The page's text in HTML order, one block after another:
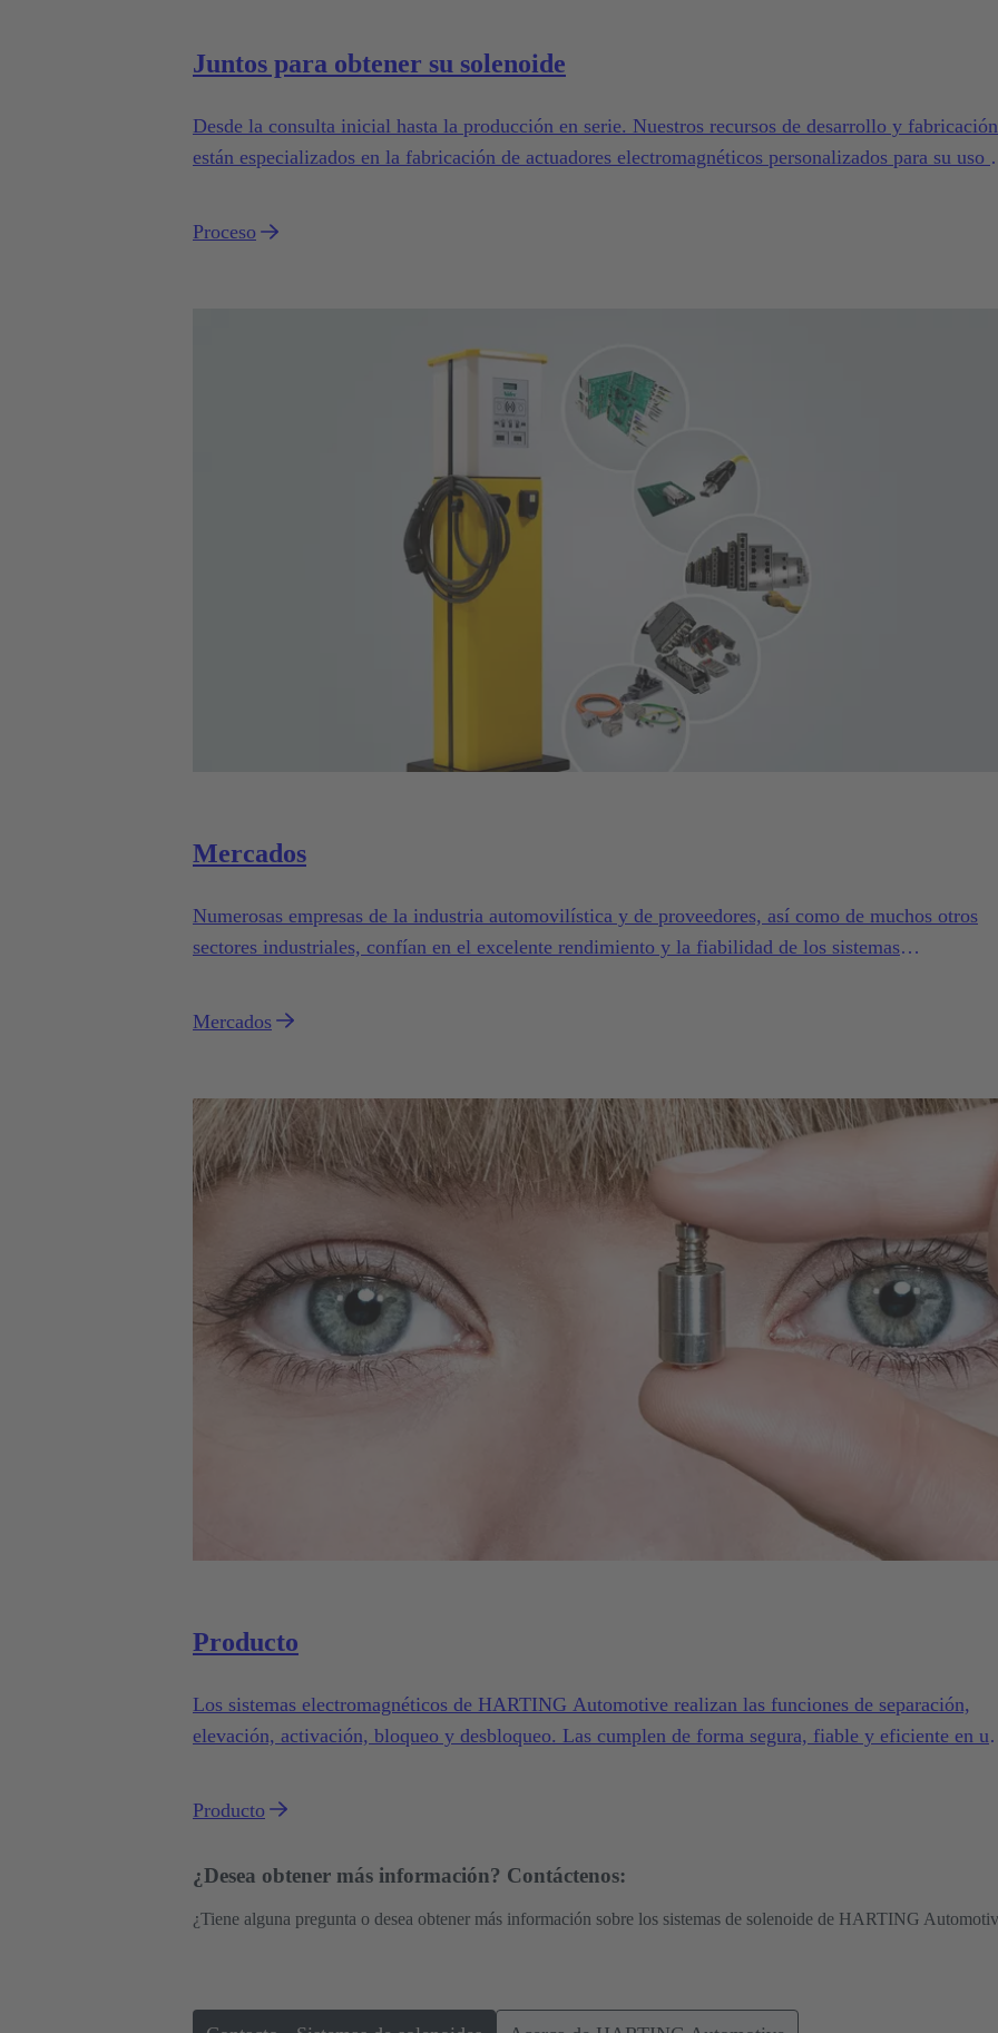
Juntos para obtener su solenoide
Desde la consulta inicial hasta la producción en serie. Nuestros recursos de desarrollo y fabricación
están especializados en la fabricación de actuadores electromagnéticos personalizados para su uso
Proceso
Mercados
Numerosas empresas de la industria automovilística y de proveedores, así como de muchos otros
sectores industriales, confían en el excelente rendimiento y la fiabilidad de los sistemas
Mercados
Producto
Los sistemas electromagnéticos de HARTING Automotive realizan las funciones de separación,
elevación, activación, bloqueo y desbloqueo. Las cumplen de forma segura, fiable y eficiente en
Producto
¿Desea obtener más información? Contáctenos:
¿Tiene alguna pregunta o desea obtener más información sobre los sistemas de solenoide de HARTING